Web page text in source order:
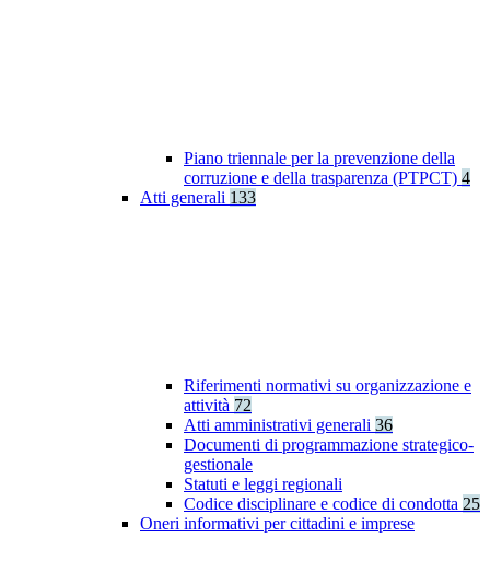
Piano triennale per la prevenzione della
corruzione e della trasparenza (PTPCT) 4
Atti generali 133
Riferimenti normativi su organizzazione e
attività 72
Atti amministrativi generali 36
Documenti di programmazione strategico-
gestionale
Statuti e leggi regionali
Codice disciplinare e codice di condotta 25
Oneri informativi per cittadini e imprese